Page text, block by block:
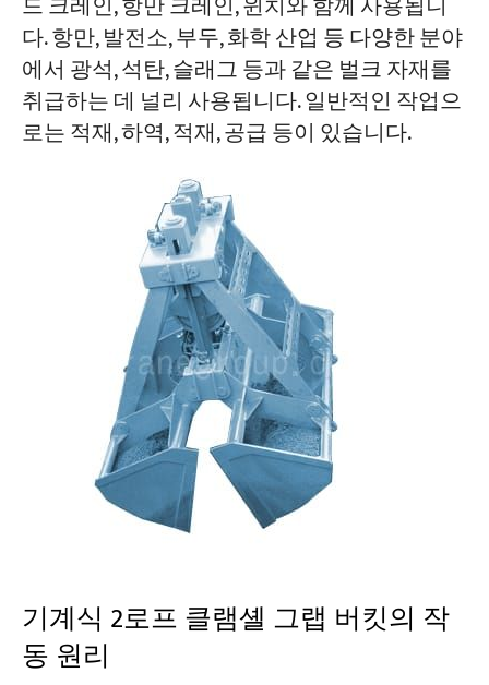
드 크레인, 항만 크레인, 윈치와 함께 사용됩니
다. 항만, 발전소, 부두, 화학 산업 등 다양한 분야
에서 광석, 석탄, 슬래그 등과 같은 벌크 자재를
취급하는 데 널리 사용됩니다. 일반적인 작업으
로는 적재, 하역, 적재, 공급 등이 있습니다.
기계식 2로프 클램셸 그랩 버킷의 작
동 원리